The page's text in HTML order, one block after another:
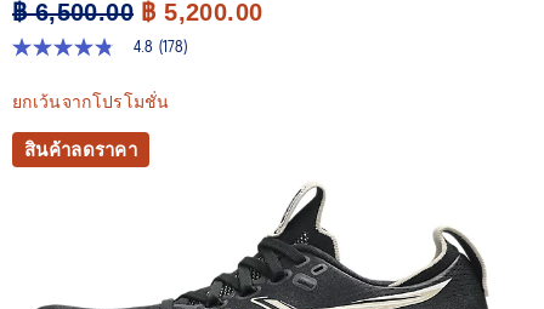
฿ 6,500.00 ฿ 5,200.00
4.8
5
ดาว
ค่า
คะแนน
เฉลี่ย
4.8 (178)
ยกเว้นจากโปรโมชั่น
สินค้าลดราคา